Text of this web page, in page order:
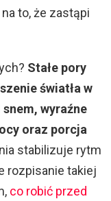
to, że zastąpi
Stałe pory
światła w
wyraźne
oraz porcja
stabilizuje rytm
rozpisanie takiej
co robić przed